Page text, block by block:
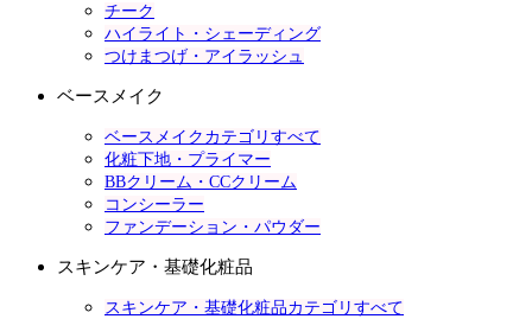
チーク
ハイライト・シェーディング
つけまつげ・アイラッシュ
ベースメイク
ベースメイクカテゴリすべて
化粧下地・プライマー
BBクリーム・CCクリーム
コンシーラー
ファンデーション・パウダー
スキンケア・基礎化粧品
スキンケア・基礎化粧品カテゴリすべて